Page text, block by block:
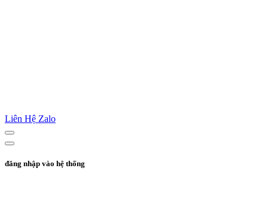
Liên Hệ Zalo
đăng nhập vào hệ thống